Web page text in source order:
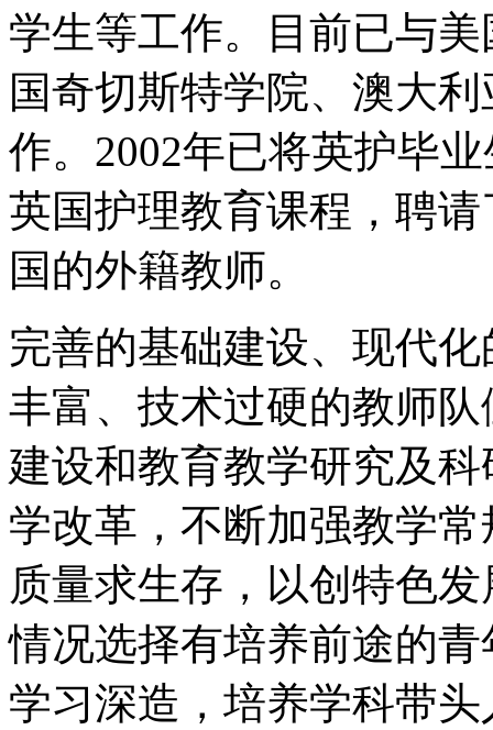
学生等工作。目前已与
国奇切斯特学院、澳大
作。2002年已将英护毕
英国护理教育课程，聘
国的外籍教师。
完善的基础建设、现代
丰富、技术过硬的教师
建设和教育教学研究及
学改革，不断加强教学
质量求生存，以创特色
情况选择有培养前途的
学习深造，培养学科带头